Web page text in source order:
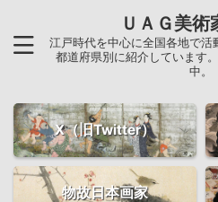
ＵＡＧ美術
江戸時代を中心に全国各地で活
都道府県別に紹介しています
中。
X（旧Twitter）
物故日本画家